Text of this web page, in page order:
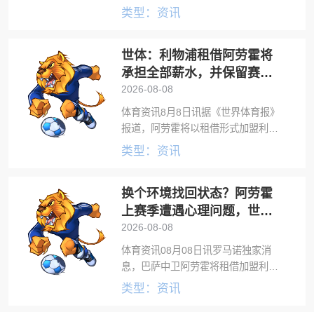
萨后卫阿劳霍。据世界体育报报道，
的批准，并得到了巴萨体育总监德科
的
类型：资讯
世体：利物浦租借阿劳霍将
承担全部薪水，并保留赛季
末买断选项
2026-08-08
体育资讯8月8日讯据《世界体育报》
报道，阿劳霍将以租借形式加盟利物
浦，为期一个赛季。据知名记者罗马
卫招致麾下。《世界体育报》进一步
获悉，利
类型：资讯
换个环境找回状态？阿劳霍
上赛季遭遇心理问题，世界
杯受伤未出场
2026-08-08
体育资讯08月08日讯罗马诺独家消
息，巴萨中卫阿劳霍将租借加盟利物
浦。阿劳霍上赛季遭遇心理问题，在
类型：资讯